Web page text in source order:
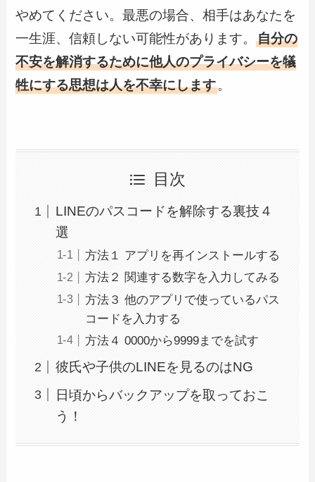
やめてください。最悪の場合、相手はあなたを
一生涯、信頼しない可能性があります。自分の
不安を解消するために他人のプライバシーを犠
牲にする思想は人を不幸にします。
目次
LINEのパスコードを解除する裏技４
選
方法１ アプリを再インストールする
方法２ 関連する数字を入力してみる
方法３ 他のアプリで使っているパス
コードを入力する
方法４ 0000から9999までを試す
彼氏や子供のLINEを見るのはNG
日頃からバックアップを取っておこ
う！